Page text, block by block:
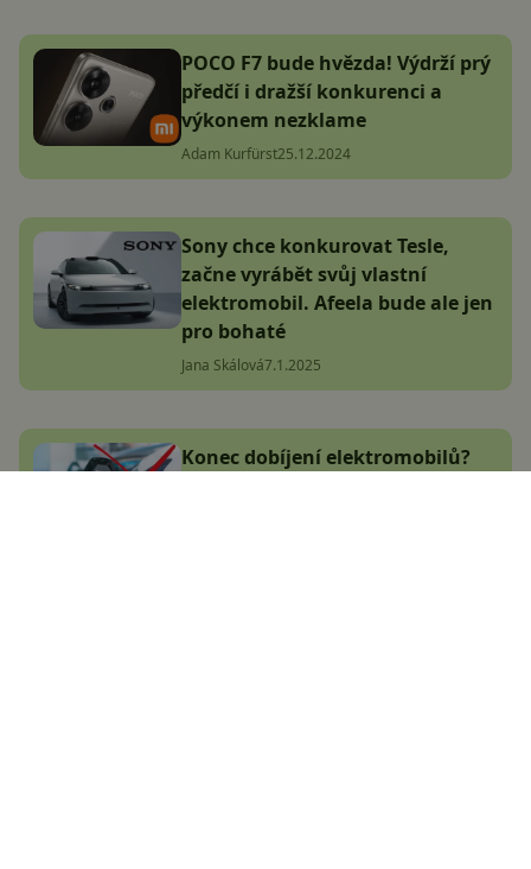
POCO F7 bude hvězda! Výdrží prý
předčí i dražší konkurenci a
výkonem nezklame
Adam Kurfürst25.12.2024
Sony chce konkurovat Tesle,
začne vyrábět svůj vlastní
elektromobil. Afeela bude ale jen
pro bohaté
Jana Skálová7.1.2025
Konec dobíjení elektromobilů?